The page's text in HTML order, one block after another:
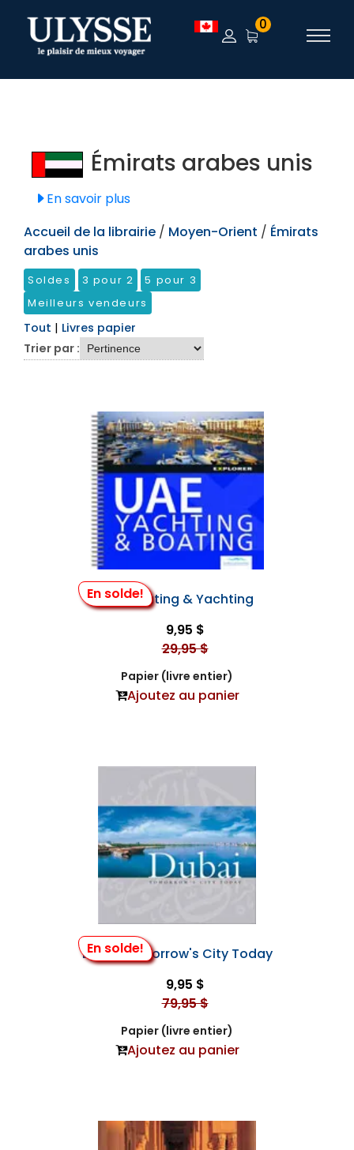
TEST 0
Émirats arabes unis
En savoir plus
Accueil de la librairie / Moyen-Orient / Émirats
arabes unis
Soldes 3 pour 2
5 pour 3
Meilleurs vendeurs
Tout | Livres papier
Trier par :
En solde!
Uae Boating & Yachting
9,95 $
29,95 $
Papier (livre entier)
Ajoutez au panier
En solde!
Dubai Tomorrow's City Today
9,95 $
79,95 $
Papier (livre entier)
Ajoutez au panier